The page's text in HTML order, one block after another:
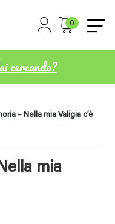
0
cercando?
– Nella mia Valigia c’è
mia